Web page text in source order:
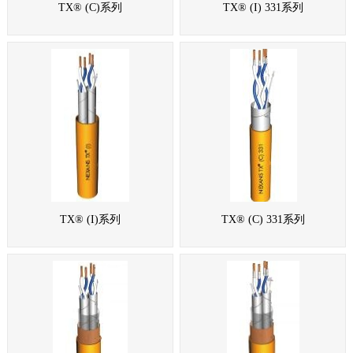
TX® (C)系列 TX® (I) 331系列
TX® (I)系列 TX® (C) 331系列